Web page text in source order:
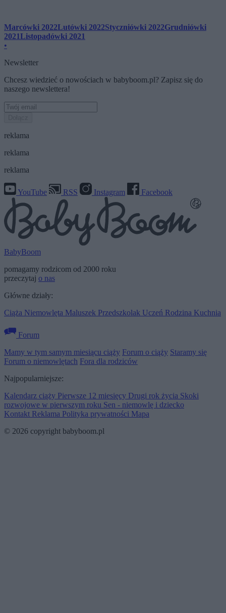
Marcówki 2022Lutówki 2022Styczniówki 2022Grudniówki
2021Listopadówki 2021
•
Newsletter
Chcesz wiedzieć o nowościach w babyboom.pl? Zapisz się do
naszego newslettera!
reklama
reklama
reklama
YouTube RSS Instagram Facebook
BabyBoom
pomagamy rodzicom od 2000 roku
przeczytaj o nas
Główne działy:
Ciąża Niemowlęta Maluszek Przedszkolak Uczeń Rodzina Kuchnia
Forum
Mamy w tym samym miesiącu ciąży Forum o ciąży Staramy się
Forum o niemowlętach Fora dla rodziców
Najpopularniejsze:
Kalendarz ciąży Pierwsze 12 miesięcy Drugi rok życia Skoki
rozwojowe w pierwszym roku Sen - niemowlę i dziecko
Kontakt Reklama Polityka prywatności Mapa
© 2026 copyright babyboom.pl